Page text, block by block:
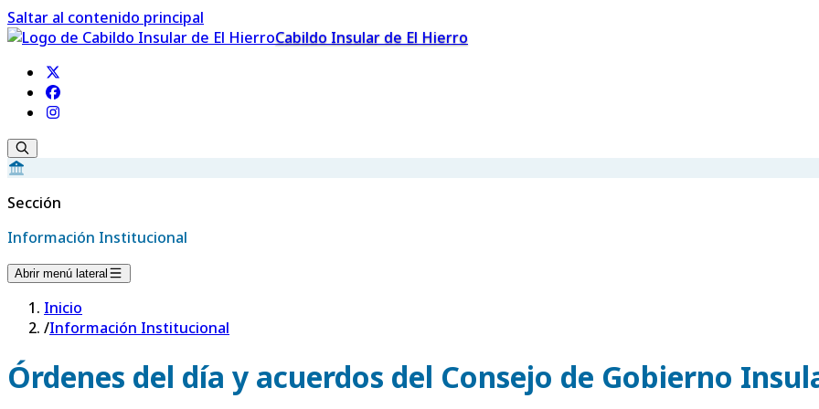
Saltar al contenido principal
Cabildo Insular de El Hierro
Sección
Información Institucional
Abrir menú lateral
Inicio
/Información Institucional
Órdenes del día y acuerdos del Consejo de Gobierno